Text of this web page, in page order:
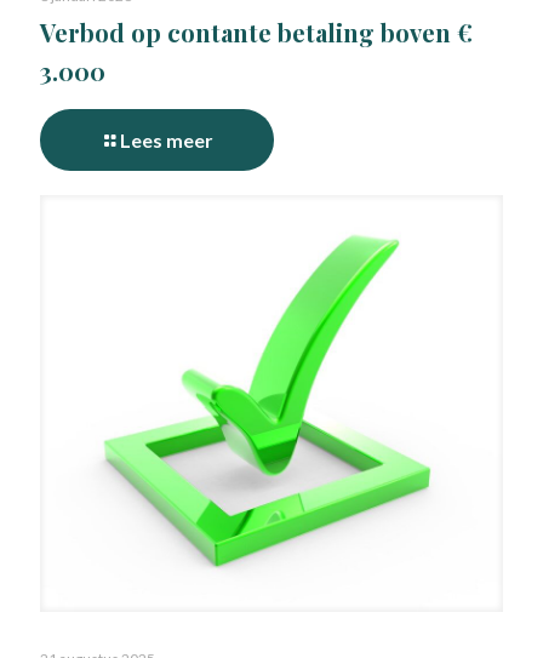
Verbod op contante betaling boven €
3.000
Lees meer